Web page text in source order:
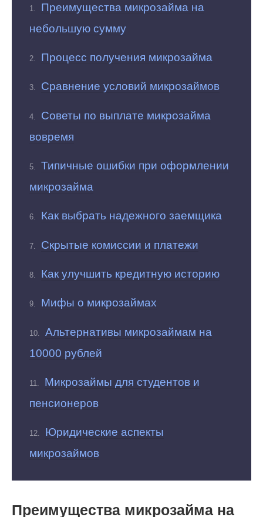
Преимущества микрозайма на
небольшую сумму
Процесс получения микрозайма
Сравнение условий микрозаймов
Советы по выплате микрозайма
вовремя
Типичные ошибки при оформлении
микрозайма
Как выбрать надежного заемщика
Скрытые комиссии и платежи
Как улучшить кредитную историю
Мифы о микрозаймах
Альтернативы микрозаймам на
10000 рублей
Микрозаймы для студентов и
пенсионеров
Юридические аспекты
микрозаймов
Преимущества микрозайма на